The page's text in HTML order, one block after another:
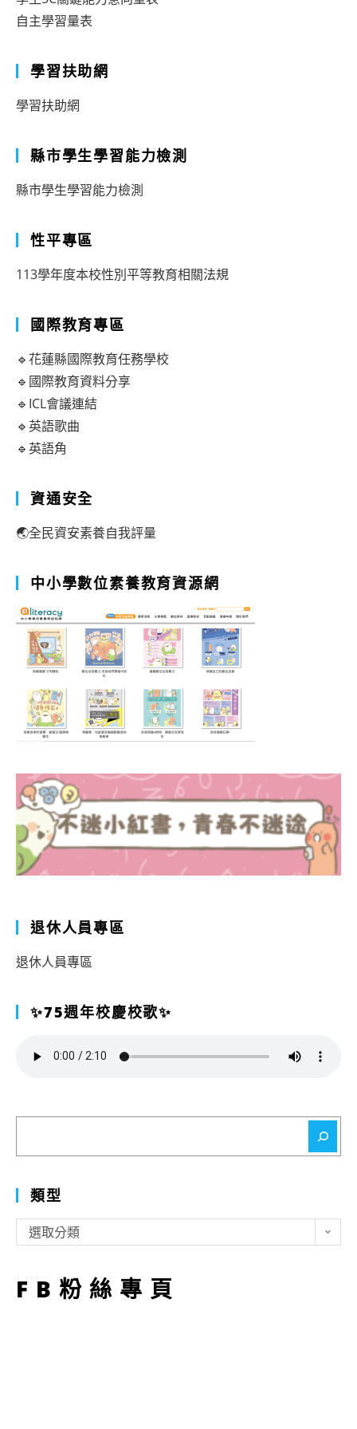
自主學習量表
學習扶助網
學習扶助網
縣市學生學習能力檢測
縣市學生學習能力檢測
性平專區
113學年度本校性別平等教育相關法規
國際教育專區
🔹花蓮縣國際教育任務學校
🔹國際教育資料分享
🔹ICL會議連結
🔹英語歌曲
🔹英語角
資通安全
🌏全民資安素養自我評量
中小學數位素養教育資源網
退休人員專區
退休人員專區
✨75週年校慶校歌✨
類型
型
選取分類
FB粉絲專頁